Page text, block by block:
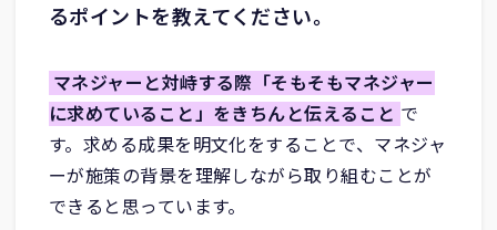
るポイントを教えてください。
マネジャーと対峙する際「そもそもマネジャー
に求めていること」をきちんと伝えること で
す。求める成果を明文化をすることで、マネジャ
ーが施策の背景を理解しながら取り組むことが
できると思っています。